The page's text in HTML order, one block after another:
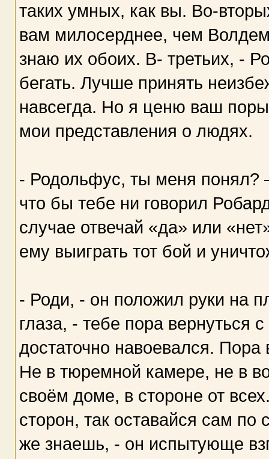
таких умных, как вы. Во-
вам милосерднее, чем
знаю их обоих. В- третьих, -
бегать. Лучше принять
навсегда. Но я ценю ваш
мои представления о людях.
- Родольфус, ты меня понял?
что бы тебе ни говорил
случае отвечай «да» или
ему выиграть тот бой и
- Роди, - он положил руки на
глаза, - тебе пора
достаточно навоевался. Пора
Не в тюремной камере, не в
своём доме, в стороне от
сторон, так оставайся сам
же знаешь, - он испытующе